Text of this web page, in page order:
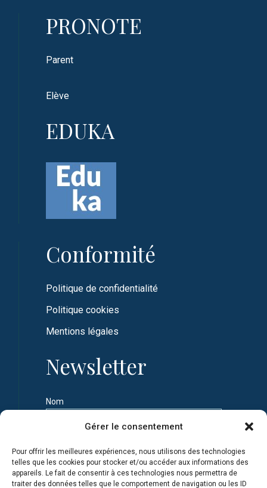
Gérer le consentement
Pour offrir les meilleures expériences, nous utilisons des technologies
telles que les cookies pour stocker et/ou accéder aux informations des
appareils. Le fait de consentir à ces technologies nous permettra de
traiter des données telles que le comportement de navigation ou les ID
PRONOTE
Parent
Elève
EDUKA
Conformité
Politique de confidentialité
Politique cookies
Mentions légales
Newsletter
Nom
Adresse e-mail